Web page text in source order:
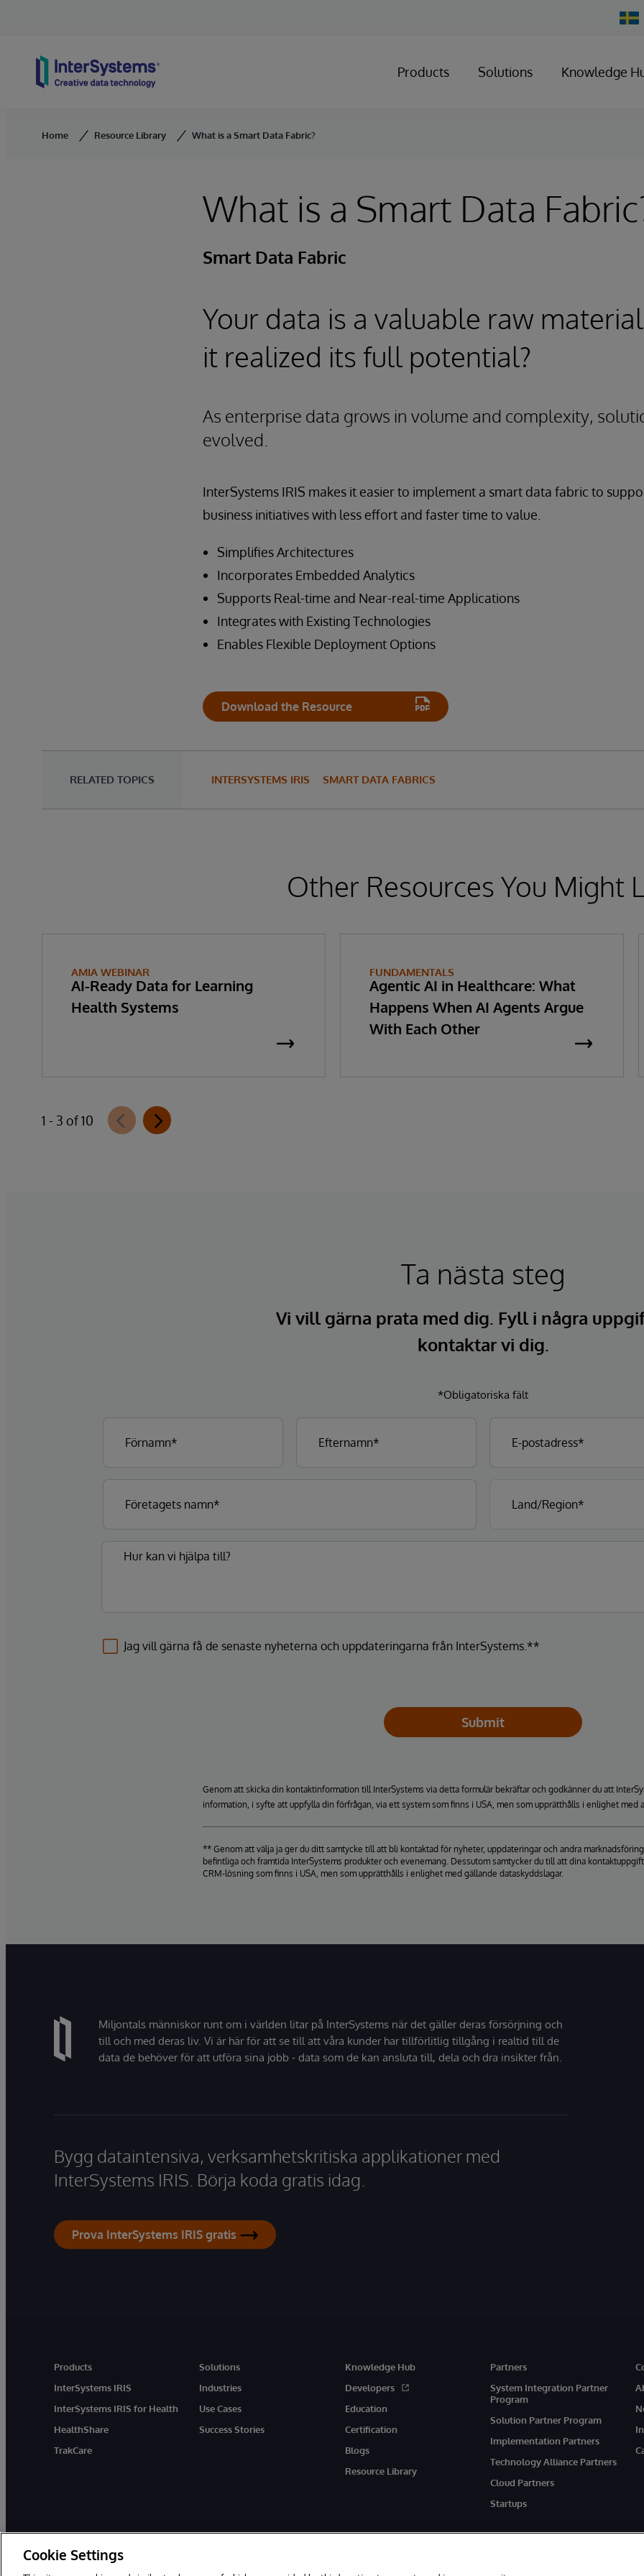
Products Solutions Knowledge
Home Resource Library What is a Smart Data Fabric?
What is a Smart Data
Smart Data Fabric
Your data is a valuable raw
it realized its full potential?
As enterprise data grows in volume and complexity,
evolved.
InterSystems IRIS makes it easier to implement a smart data fabric to
business initiatives with less effort and faster time to value.
Simplifies Architectures
Incorporates Embedded Analytics
Supports Real-time and Near-real-time Applications
Integrates with Existing Technologies
Enables Flexible Deployment Options
Download the Resource
RELATED TOPICS INTERSYSTEMS IRIS SMART DATA FABRICS
Other Resources You Might
AMIA WEBINAR
AI-Ready Data for Learning
Health Systems
FUNDAMENTALS
Agentic AI in Healthcare: What
Happens When AI Agents Argue
With Each Other
1 - 3 of 10
Ta nästa steg
Vi vill gärna prata med dig. Fyll i några
kontaktar vi dig.
*Obligatoriska fält
Jag vill gärna få de senaste nyheterna och uppdateringarna från InterSystems.**
Submit
Genom att skicka din kontaktinformation till InterSystems via detta formulär bekräftar och godkänner du att
information, i syfte att uppfylla din förfrågan, via ett system som finns i USA, men som upprätthålls i enlighet med
** Genom att välja ja ger du ditt samtycke till att bli kontaktad för nyheter, uppdateringar och andra
befintliga och framtida InterSystems produkter och evenemang. Dessutom samtycker du till att dina
CRM-lösning som finns i USA, men som upprätthålls i enlighet med gällande dataskyddslagar.
Miljontals människor runt om i världen litar på InterSystems när det gäller deras försörjning och
till och med deras liv. Vi är här för att se till att våra kunder har tillförlitlig tillgång i realtid till de
data de behöver för att utföra sina jobb - data som de kan ansluta till, dela och dra insikter från.
Bygg dataintensiva, verksamhetskritiska applikationer med
InterSystems IRIS. Börja koda gratis idag.
Prova InterSystems IRIS gratis
Products
InterSystems IRIS
InterSystems IRIS for Health
HealthShare
TrakCare
Solutions
Industries
Use Cases
Success Stories
Knowledge Hub
Developers
Education
Certification
Blogs
Resource Library
Partners
System Integration Partner
Program
Solution Partner Program
Implementation Partners
Technology Alliance Partners
Cloud Partners
Startups
Cookie Settings